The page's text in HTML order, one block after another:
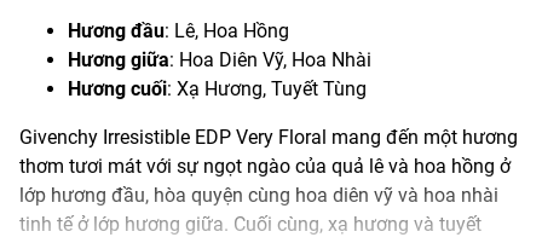
Hương đầu: Lê, Hoa Hồng
Hương giữa: Hoa Diên Vỹ, Hoa Nhài
Hương cuối: Xạ Hương, Tuyết Tùng
Givenchy Irresistible EDP Very Floral mang đến một hương
thơm tươi mát với sự ngọt ngào của quả lê và hoa hồng ở
lớp hương đầu, hòa quyện cùng hoa diên vỹ và hoa nhài
tinh tế ở lớp hương giữa. Cuối cùng, xạ hương và tuyết